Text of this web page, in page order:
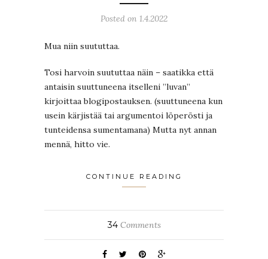
Posted on 1.4.2022
Mua niin suututtaa.
Tosi harvoin suututtaa näin – saatikka että
antaisin suuttuneena itselleni ”luvan”
kirjoittaa blogipostauksen. (suuttuneena kun
usein kärjistää tai argumentoi löperösti ja
tunteidensa sumentamana) Mutta nyt annan
mennä, hitto vie.
CONTINUE READING
34Comments